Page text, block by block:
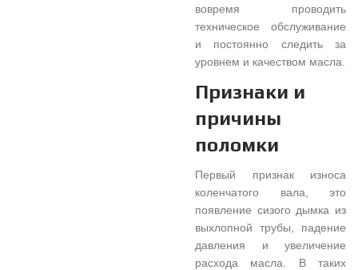
вовремя проводить
техническое обслуживание
и постоянно следить за
уровнем и качеством масла.
Признаки и
причины
поломки
Первый признак износа
коленчатого вала, это
появление сизого дымка из
выхлопной трубы, падение
давления и увеличение
расхода масла. В таких